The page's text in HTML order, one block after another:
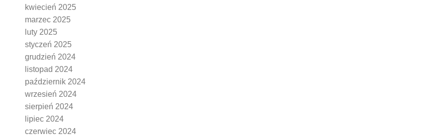
kwiecień 2025
marzec 2025
luty 2025
styczeń 2025
grudzień 2024
listopad 2024
październik 2024
wrzesień 2024
sierpień 2024
lipiec 2024
czerwiec 2024